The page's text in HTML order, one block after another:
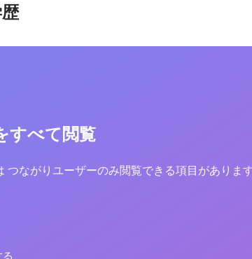
すべて閲覧
つながりユーザーのみ閲覧できる項目がありま